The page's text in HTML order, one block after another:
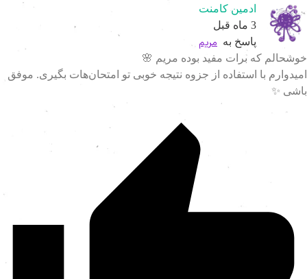
ادمین کامنت
3 ماه قبل
پاسخ به مریم
که برات مفید بوده مریم 🌸
با استفاده از جزوه نتیجه خوبی تو امتحان‌هات بگیری. موفق
✨